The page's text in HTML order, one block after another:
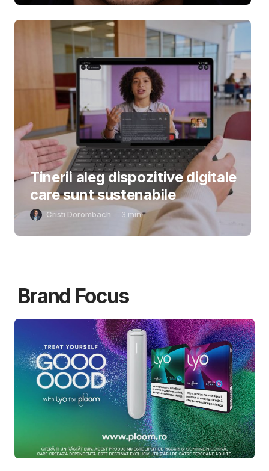
Tinerii aleg dispozitive digitale
care sunt sustenabile
Cristi Dorombach 3 min
Brand Focus